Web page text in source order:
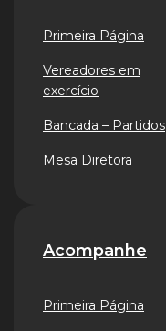
Primeira Página
Vereadores em
exercício
Bancada – Partidos
Mesa Diretora
Acompanhe
Primeira Página